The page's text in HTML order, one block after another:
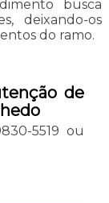
busca
deixando-os
do ramo.
de
5519 ou